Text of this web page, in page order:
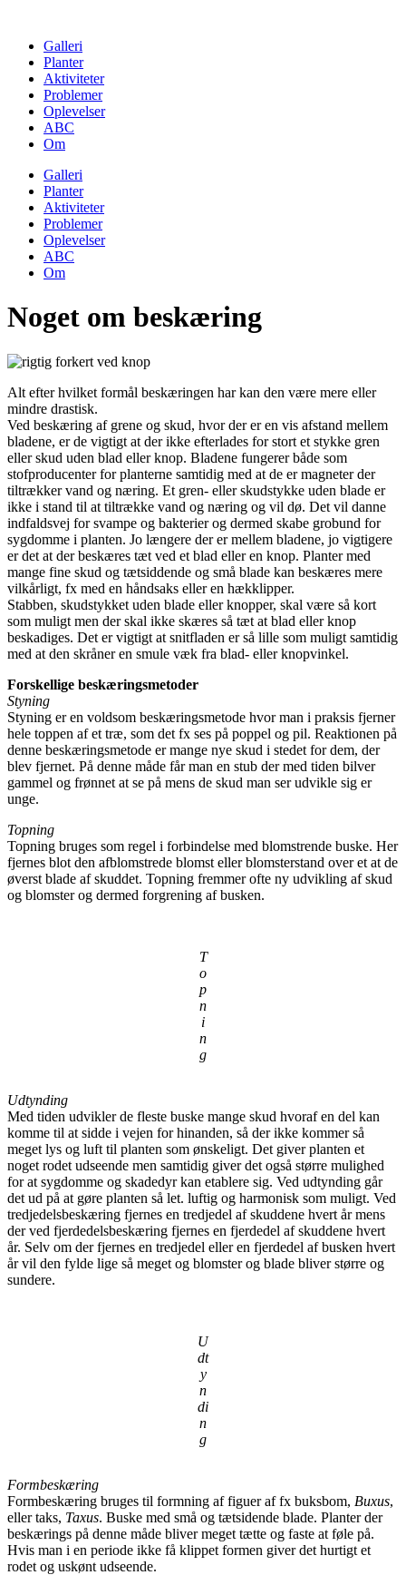
contentGalleri
Planter
Aktiviteter
Problemer
Oplevelser
ABC
Om
Galleri
Planter
Aktiviteter
Problemer
Oplevelser
ABC
Om
Noget om beskæring
Alt efter hvilket formål beskæringen har kan den være mere eller
mindre drastisk.
Ved beskæring af grene og skud, hvor der er en vis afstand mellem
bladene, er de vigtigt at der ikke efterlades for stort et stykke gren
eller skud uden blad eller knop. Bladene fungerer både som
stofproducenter for planterne samtidig med at de er magneter der
tiltrækker vand og næring. Et gren- eller skudstykke uden blade er
ikke i stand til at tiltrække vand og næring og vil dø. Det vil danne
indfaldsvej for svampe og bakterier og dermed skabe grobund for
sygdomme i planten. Jo længere der er mellem bladene, jo vigtigere
er det at der beskæres tæt ved et blad eller en knop. Planter med
mange fine skud og tætsiddende og små blade kan beskæres mere
vilkårligt, fx med en håndsaks eller en hækklipper.
Stabben, skudstykket uden blade eller knopper, skal være så kort
som muligt men der skal ikke skæres så tæt at blad eller knop
beskadiges. Det er vigtigt at snitfladen er så lille som muligt samtidig
med at den skråner en smule væk fra blad- eller knopvinkel.
Forskellige beskæringsmetoder
Styning
Styning er en voldsom beskæringsmetode hvor man i praksis fjerner
hele toppen af et træ, som det fx ses på poppel og pil. Reaktionen på
denne beskæringsmetode er mange nye skud i stedet for dem, der
blev fjernet. På denne måde får man en stub der med tiden bilver
gammel og frønnet at se på mens de skud man ser udvikle sig er
unge.
Topning
Topning bruges som regel i forbindelse med blomstrende buske. Her
fjernes blot den afblomstrede blomst eller blomsterstand over et at de
øverst blade af skuddet. Topning fremmer ofte ny udvikling af skud
og blomster og dermed forgrening af busken.
T
o
p
n
i
n
g
Udtynding
Med tiden udvikler de fleste buske mange skud hvoraf en del kan
komme til at sidde i vejen for hinanden, så der ikke kommer så
meget lys og luft til planten som ønskeligt. Det giver planten et
noget rodet udseende men samtidig giver det også større mulighed
for at sygdomme og skadedyr kan etablere sig. Ved udtynding går
det ud på at gøre planten så let. luftig og harmonisk som muligt. Ved
tredjedelsbeskæring fjernes en tredjedel af skuddene hvert år mens
der ved fjerdedelsbeskæring fjernes en fjerdedel af skuddene hvert
år. Selv om der fjernes en tredjedel eller en fjerdedel af busken hvert
år vil den fylde lige så meget og blomster og blade bliver større og
sundere.
U
dt
y
n
di
n
g
Formbeskæring
Formbeskæring bruges til formning af figuer af fx buksbom, Buxus,
eller taks, Taxus. Buske med små og tætsidende blade. Planter der
beskærings på denne måde bliver meget tætte og faste at føle på.
Hvis man i en periode ikke få klippet formen giver det hurtigt et
rodet og uskønt udseende.